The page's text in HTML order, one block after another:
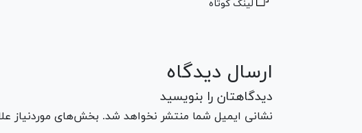
لینک کوتاه
ارسال دیدگاه
دیدگاهتان را بنویسید
نشانی ایمیل شما منتشر نخواهد شد. بخش‌های موردنیاز